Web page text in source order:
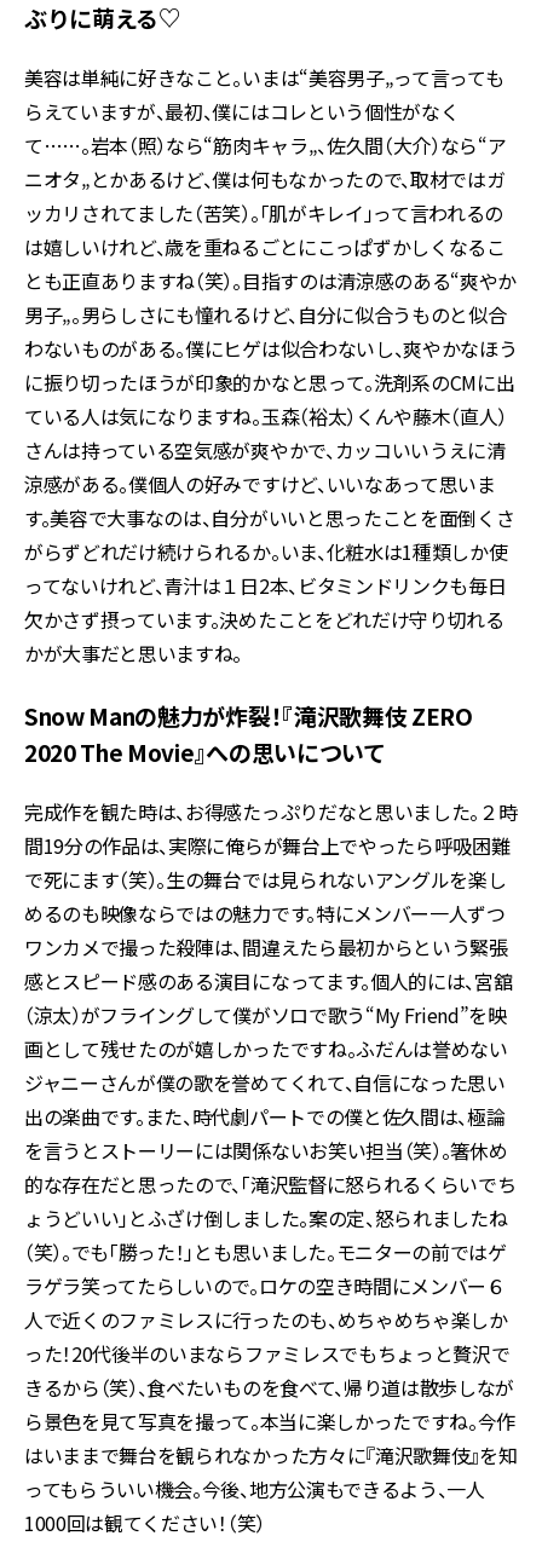
ぶりに萌える♡
美容は単純に好きなこと。いまは“美容男子„って言っても
らえていますが、最初、僕にはコレという個性がなく
て……。岩本（照）なら“筋肉キャラ„、佐久間（大介）なら“ア
ニオタ„とかあるけど、僕は何もなかったので、取材ではガ
ッカリされてました（苦笑）。「肌がキレイ」って言われるの
は嬉しいけれど、歳を重ねるごとにこっぱずかしくなるこ
とも正直ありますね（笑）。目指すのは清涼感のある“爽やか
男子„。男らしさにも憧れるけど、自分に似合うものと似合
わないものがある。僕にヒゲは似合わないし、爽やかなほう
に振り切ったほうが印象的かなと思って。洗剤系のCMに出
ている人は気になりますね。玉森（裕太）くんや藤木（直人）
さんは持っている空気感が爽やかで、カッコいいうえに清
涼感がある。僕個人の好みですけど、いいなあって思いま
す。美容で大事なのは、自分がいいと思ったことを面倒くさ
がらずどれだけ続けられるか。いま、化粧水は1種類しか使
ってないけれど、青汁は１日2本、ビタミンドリンクも毎日
欠かさず摂っています。決めたことをどれだけ守り切れる
かが大事だと思いますね。
Snow Manの魅力が炸裂！『滝沢歌舞伎 ZERO
2020 The Movie』への思いについて
完成作を観た時は、お得感たっぷりだなと思いました。２時
間19分の作品は、実際に俺らが舞台上でやったら呼吸困難
で死にます（笑）。生の舞台では見られないアングルを楽し
めるのも映像ならではの魅力です。特にメンバー一人ずつ
ワンカメで撮った殺陣は、間違えたら最初からという緊張
感とスピード感のある演目になってます。個人的には、宮舘
（涼太）がフライングして僕がソロで歌う“My Friend”を映
画として残せたのが嬉しかったですね。ふだんは誉めない
ジャニーさんが僕の歌を誉めてくれて、自信になった思い
出の楽曲です。また、時代劇パートでの僕と佐久間は、極論
を言うとストーリーには関係ないお笑い担当（笑）。箸休め
的な存在だと思ったので、「滝沢監督に怒られるくらいでち
ょうどいい」とふざけ倒しました。案の定、怒られましたね
（笑）。でも「勝った！」とも思いました。モニターの前ではゲ
ラゲラ笑ってたらしいので。ロケの空き時間にメンバー６
人で近くのファミレスに行ったのも、めちゃめちゃ楽しか
った！20代後半のいまならファミレスでもちょっと贅沢で
きるから（笑）、食べたいものを食べて、帰り道は散歩しなが
ら景色を見て写真を撮って――。本当に楽しかったですね。今作
はいままで舞台を観られなかった方々に『滝沢歌舞伎』を知
ってもらういい機会。今後、地方公演もできるよう、一人
1000回は観てください！（笑）